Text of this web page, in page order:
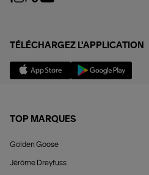
TÉLÉCHARGEZ L'APPLICATION
TOP MARQUES
Golden Goose
Jérôme Dreyfuss